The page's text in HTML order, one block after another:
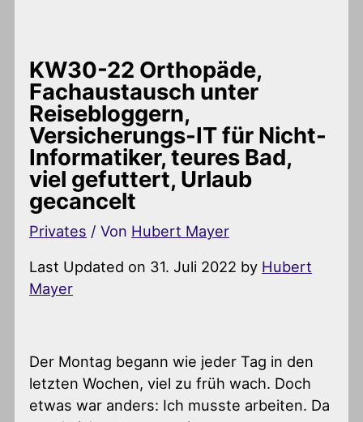
KW30-22 Orthopäde,
Fachaustausch unter
Reisebloggern,
Versicherungs-IT für Nicht-
Informatiker, teures Bad,
viel gefuttert, Urlaub
gecancelt
Privates / Von Hubert Mayer
Last Updated on 31. Juli 2022 by Hubert
Mayer
Der Montag begann wie jeder Tag in den
letzten Wochen, viel zu früh wach. Doch
etwas war anders: Ich musste arbeiten. Da